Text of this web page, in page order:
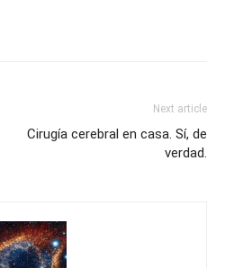
Next article
Cirugía cerebral en casa. Sí, de
verdad.